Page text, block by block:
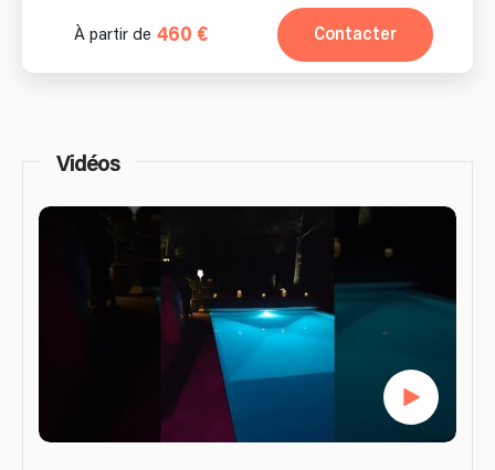
À partir de 460 € Contacter
Vidéos